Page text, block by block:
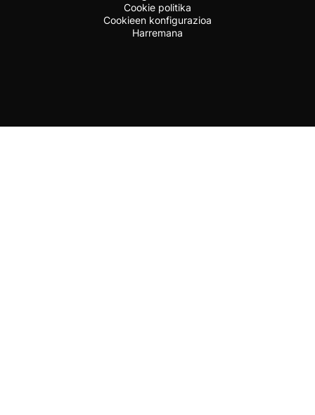
Cookie politika
Cookieen konfigurazioa
Harremana